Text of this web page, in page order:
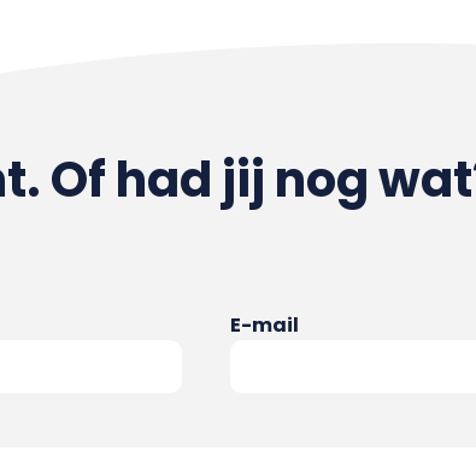
Of had jij nog
E-mail